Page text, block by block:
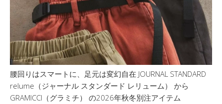
腰回りはスマートに、足元は変幻自在 JOURNAL STANDARD
relume（ジャーナル スタンダード レリューム） から
GRAMICCI（グラミチ） の2026年秋冬別注アイテム